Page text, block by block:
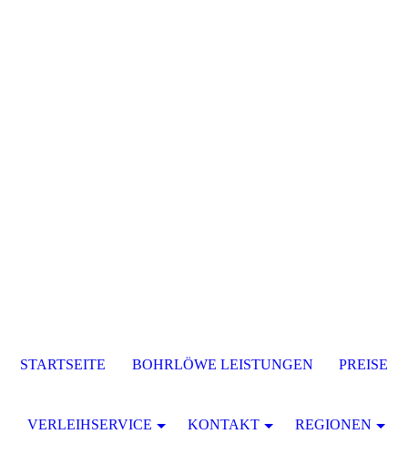
STARTSEITE BOHRLÖWE LEISTUNGEN PREISE
VERLEIHSERVICE KONTAKT REGIONEN